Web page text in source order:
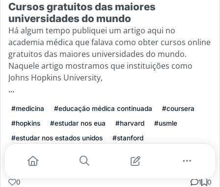
Cursos gratuitos das maiores
universidades do mundo
Há algum tempo publiquei um artigo aqui no
academia médica que falava como obter cursos online
gratuitos das maiores universidades do mundo.
Naquele artigo mostramos que instituições como
Johns Hopkins University,
...
#medicina #educação médica continuada
#coursera
#hopkins
#estudar nos eua #harvard
#usmle
#estudar nos estados unidos
#stanford
Leia mais
0 1 0